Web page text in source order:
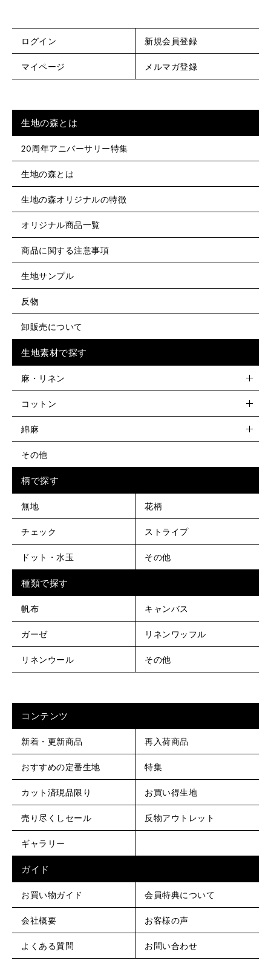
ログイン 新規会員登録
マイページ メルマガ登録
生地の森とは
20周年アニバーサリー特集
生地の森とは
生地の森オリジナルの特徴
オリジナル商品一覧
商品に関する注意事項
生地サンプル
反物
卸販売について
生地素材で探す
麻・リネン
コットン
綿麻
その他
柄で探す
無地 花柄
チェック ストライプ
ドット・水玉 その他
種類で探す
帆布 キャンバス
ガーゼ リネンワッフル
リネンウール その他
コンテンツ
新着・更新商品 再入荷商品
おすすめの定番生地 特集
カット済現品限り お買い得生地
売り尽くしセール 反物アウトレット
ギャラリー
ガイド
お買い物ガイド 会員特典について
会社概要 お客様の声
よくある質問 お問い合わせ